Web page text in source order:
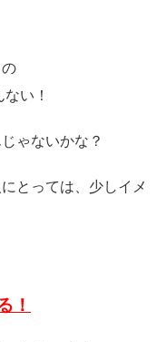
い！
ゃないかな？
とっては、少しイメ
！